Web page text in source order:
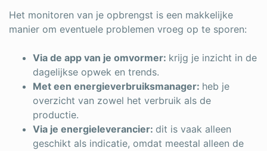
Het monitoren van je opbrengst is een makkelijke
manier om eventuele problemen vroeg op te sporen:
Via de app van je omvormer: krijg je inzicht in de
dagelijkse opwek en trends.
Met een energieverbruiksmanager: heb je
overzicht van zowel het verbruik als de
productie.
Via je energieleverancier: dit is vaak alleen
geschikt als indicatie, omdat meestal alleen de